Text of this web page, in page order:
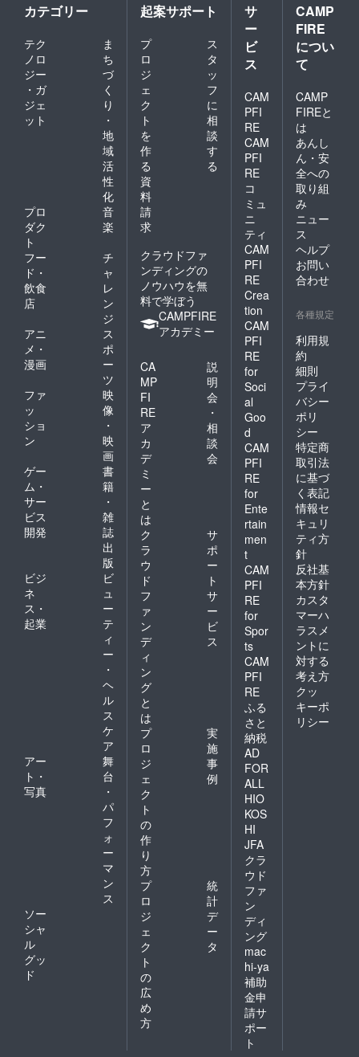
北信越ブロック代
表 企業×若者の事例
新潟県新潟市「小さ
な八百屋が結ぶ、地域
の役割再生」プロジェ
クト 関東ブロック
代表 企業×若者の事
例 神奈川県横浜市
「まちを故郷にする
力」プロジェクト
関東ブロック代表 大
学×若者の事例 首都
悟で信頼コミュニティ
創造」プロジェクト
東海ブロック代表
企業×若者の事例 岐
阜県岐阜市「”たまり
醤油”ファン拡大への
道」プロジェクト
東海ブロック代表 大
学×若者の事例 岐阜
県岐阜市「大学×地域
の重層的チャレンジ支
援」プロジェクト
関西ブロック代表 企
業×若者の事例 大阪
府大阪市「元気だ
状！！」プロジェクト
関西ブロック代表
企業×若者の事例 大
阪府大阪市「学生記
者」プロジェクト
中四国ブロック代表
企業×若者の事例 愛
媛県松山市「地域に愛
される球団を目指
す！」プロジェクト
中四国ブロック代
表 自治体×若者の事
例 島根県邑南町
「「耕すシェフ」！？
雇用創出事業」プロ
ジェクト 九州ブ
ロック代表 企業×若
者の事例 長崎県長
崎市「企業の海外展開
を留学生と切り拓く」
プロジェクト この場
で生まれた出会いや繋
がりが、地域を元気に
する力となり、やがて
は日本の未来を切り拓
カテゴリー
テク
ノロ
ジー
・ガ
ジェ
ット
ま
ち
づ
く
り
・
地
域
活
性
化
プロ
ダク
ト
音
楽
フー
ド・
飲食
店
チ
ャ
レ
ン
ジ
アニ
メ・
漫画
ス
ポ
ー
ツ
ファ
ッ
ショ
ン
映
像
・
映
画
ゲー
ム・
サー
ビス
開発
書
籍
・
雑
誌
出
版
ビジ
ネ
ス・
起業
ビ
ュ
ー
テ
ィ
ー
・
ヘ
ル
ス
ケ
ア
アー
ト・
写真
舞
台
・
パ
フ
ォ
ー
マ
ン
ス
ソー
シャ
ル
グッ
ド
起案サポート
プ
ロ
ジ
ェ
ク
ト
を
作
る
ス
タ
ッ
フ
に
相
談
す
る
資
料
請
求
クラウドファ
ンディングの
ノウハウを無
料で学ぼう
CAMPFIRE
アカデミー
CA
MP
FI
RE
ア
カ
デ
ミ
ー
と
は
説
明
会
・
相
談
会
ク
ラ
ウ
ド
フ
ァ
ン
デ
ィ
ン
グ
と
は
サ
ポ
ー
ト
サ
ー
ビ
ス
プ
ロ
ジ
ェ
ク
ト
の
作
り
方
実
施
事
例
プ
ロ
ジ
ェ
ク
ト
の
広
め
方
統
計
デ
ー
タ
サ
ー
ビ
ス
CAM
PFI
RE
CAM
PFI
RE
コ
ミュ
ニ
ティ
CAM
PFI
RE
Crea
tion
CAM
PFI
RE
for
Soci
al
Goo
d
CAM
PFI
RE
for
Ente
rtain
men
t
CAM
PFI
RE
for
Spor
ts
CAM
PFI
RE
ふる
さと
納税
AD
FOR
ALL
HIO
KOS
HI
JFA
クラ
ウド
ファ
ン
ディ
ング
mac
hi-ya
補助
金申
請サ
ポー
ト
CAMP
FIRE
につい
て
CAMP
FIREと
は
あんし
ん・安
全への
取り組
み
ニュー
ス
ヘルプ
お問い
合わせ
各種規定
利用規
約
細則
プライ
バシー
ポリ
シー
特定商
取引法
に基づ
く表記
情報セ
キュリ
ティ方
針
反社基
本方針
カスタ
マーハ
ラスメ
ントに
対する
考え方
クッ
キーポ
リシー